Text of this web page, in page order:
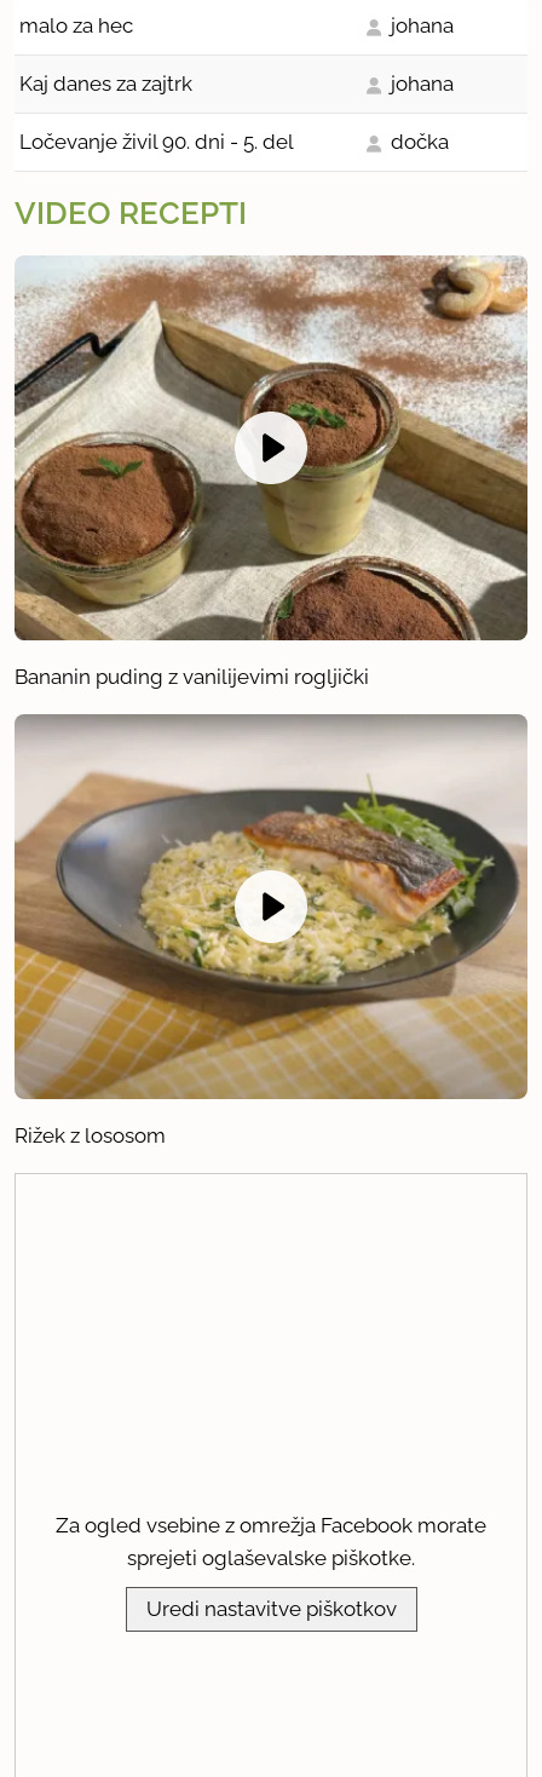
malo za hec johana
Kaj danes za zajtrk johana
Ločevanje živil 90. dni - 5. del dočka
VIDEO RECEPTI
Bananin puding z vanilijevimi rogljički
Rižek z lososom
Za ogled vsebine z omrežja Facebook morate
sprejeti oglaševalske piškotke.
Uredi nastavitve piškotkov